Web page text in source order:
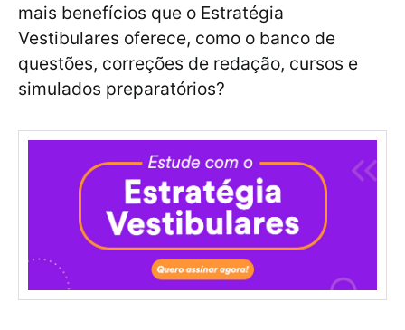
mais benefícios que o Estratégia
Vestibulares oferece, como o banco de
questões, correções de redação, cursos e
simulados preparatórios?